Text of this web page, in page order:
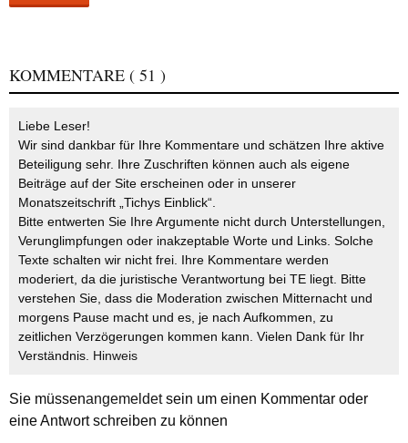
KOMMENTARE ( 51 )
Liebe Leser!
Wir sind dankbar für Ihre Kommentare und schätzen Ihre aktive
Beteiligung sehr. Ihre Zuschriften können auch als eigene
Beiträge auf der Site erscheinen oder in unserer
Monatszeitschrift „Tichys Einblick“.
Bitte entwerten Sie Ihre Argumente nicht durch Unterstellungen,
Verunglimpfungen oder inakzeptable Worte und Links. Solche
Texte schalten wir nicht frei. Ihre Kommentare werden
moderiert, da die juristische Verantwortung bei TE liegt. Bitte
verstehen Sie, dass die Moderation zwischen Mitternacht und
morgens Pause macht und es, je nach Aufkommen, zu
zeitlichen Verzögerungen kommen kann. Vielen Dank für Ihr
Verständnis. Hinweis
Sie müssenangemeldetsein um einen Kommentar oder
eine Antwort schreiben zu können